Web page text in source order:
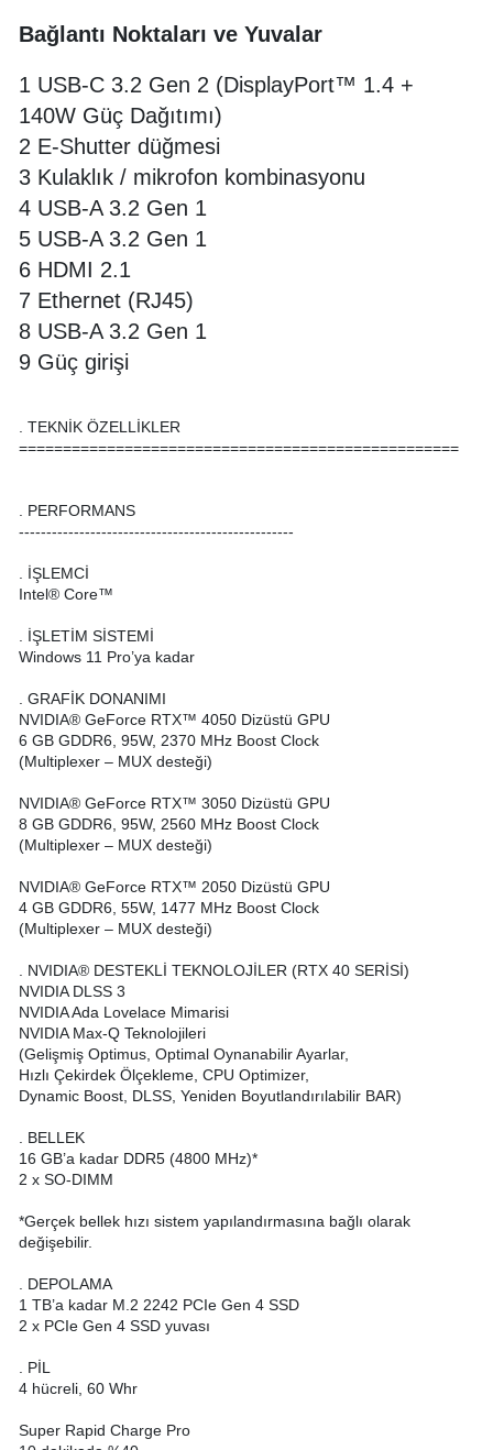
Bağlantı Noktaları ve Yuvalar
1 USB-C 3.2 Gen 2 (DisplayPort™ 1.4 +
140W Güç Dağıtımı)
2 E-Shutter düğmesi
3 Kulaklık / mikrofon kombinasyonu
4 USB-A 3.2 Gen 1
5 USB-A 3.2 Gen 1
6 HDMI 2.1
7 Ethernet (RJ45)
8 USB-A 3.2 Gen 1
9 Güç girişi
. TEKNİK ÖZELLİKLER
==================================================
. PERFORMANS
--------------------------------------------------
. İŞLEMCİ
Intel® Core™
. İŞLETİM SİSTEMİ
Windows 11 Pro’ya kadar
. GRAFİK DONANIMI
NVIDIA® GeForce RTX™ 4050 Dizüstü GPU
6 GB GDDR6, 95W, 2370 MHz Boost Clock
(Multiplexer – MUX desteği)
NVIDIA® GeForce RTX™ 3050 Dizüstü GPU
8 GB GDDR6, 95W, 2560 MHz Boost Clock
(Multiplexer – MUX desteği)
NVIDIA® GeForce RTX™ 2050 Dizüstü GPU
4 GB GDDR6, 55W, 1477 MHz Boost Clock
(Multiplexer – MUX desteği)
. NVIDIA® DESTEKLİ TEKNOLOJİLER (RTX 40 SERİSİ)
NVIDIA DLSS 3
NVIDIA Ada Lovelace Mimarisi
NVIDIA Max-Q Teknolojileri
(Gelişmiş Optimus, Optimal Oynanabilir Ayarlar,
Hızlı Çekirdek Ölçekleme, CPU Optimizer,
Dynamic Boost, DLSS, Yeniden Boyutlandırılabilir BAR)
. BELLEK
16 GB’a kadar DDR5 (4800 MHz)*
2 x SO-DIMM
*Gerçek bellek hızı sistem yapılandırmasına bağlı olarak
değişebilir.
. DEPOLAMA
1 TB’a kadar M.2 2242 PCIe Gen 4 SSD
2 x PCIe Gen 4 SSD yuvası
. PİL
4 hücreli, 60 Whr
Super Rapid Charge Pro